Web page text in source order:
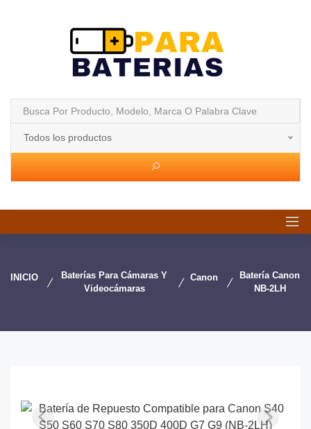
Todos los productos
INICIO
Baterías Para Cámaras Y
Videocámaras
Canon
Batería Canon
NB-2LH